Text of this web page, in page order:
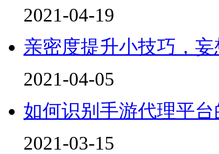
2021-04-19
亲密度提升小技巧，妄
2021-04-05
如何识别手游代理平台
2021-03-15